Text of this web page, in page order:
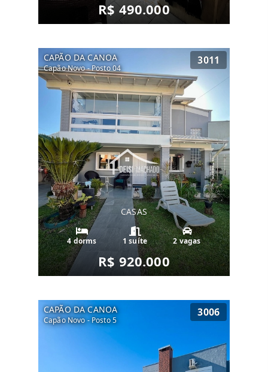
R$ 490.000
CAPÃO DA CANOA
Capão Novo - Posto 04
3011
CASAS
4 dorms 1 suíte 2 vagas
R$ 920.000
CAPÃO DA CANOA
Capão Novo - Posto 5
3006